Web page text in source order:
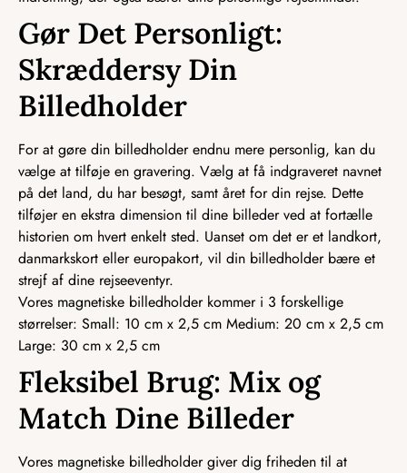
Gør Det Personligt:
Skræddersy Din
Billedholder
For at gøre din billedholder endnu mere personlig, kan du
vælge at tilføje en gravering. Vælg at få indgraveret navnet
på det land, du har besøgt, samt året for din rejse. Dette
tilføjer en ekstra dimension til dine billeder ved at fortælle
historien om hvert enkelt sted. Uanset om det er et landkort,
danmarkskort eller europakort, vil din billedholder bære et
strejf af dine rejseeventyr.
Vores magnetiske billedholder kommer i 3 forskellige
størrelser: Small: 10 cm x 2,5 cm Medium: 20 cm x 2,5 cm
Large: 30 cm x 2,5 cm
Fleksibel Brug: Mix og
Match Dine Billeder
Vores magnetiske billedholder giver dig friheden til at